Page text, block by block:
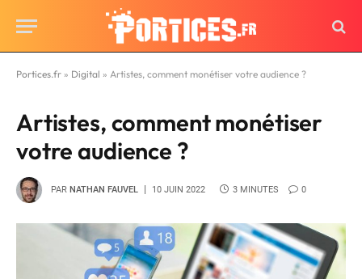
Portices.fr » Digital » Artistes, comment monétiser votre audience ?
Artistes, comment monétiser
votre audience ?
PAR NATHAN FAUVEL 10 JUIN 2022 3 MINUTES 0